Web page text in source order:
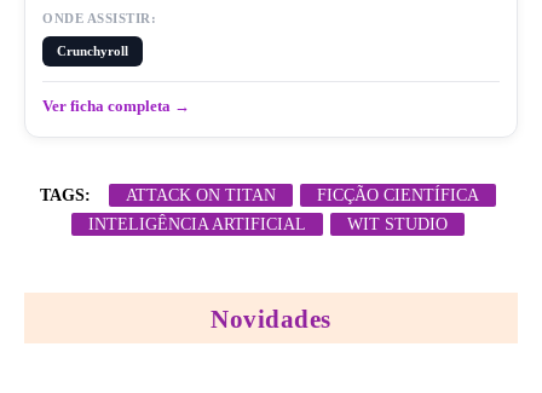
ONDE ASSISTIR:
Crunchyroll
Ver ficha completa →
TAGS: ATTACK ON TITAN
FICÇÃO CIENTÍFICA
INTELIGÊNCIA ARTIFICIAL
WIT STUDIO
Novidades